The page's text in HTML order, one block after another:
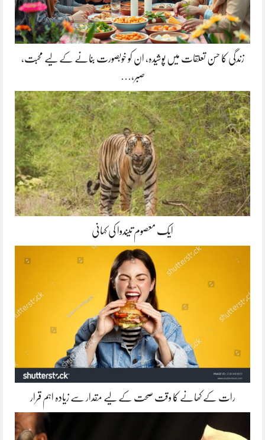
زندگی کا حسن تعلقات میں پوشیدہ, ان کو خوبصورت بنانے کے لیے محبت،
صبر،…
ایک معصوم تیندوا کی کہانی
رات کے کھانے کا وقت صحت کے لیے مقدار سے زیادہ اہم قرار